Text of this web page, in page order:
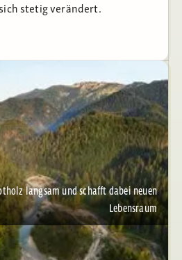
stetig verändert.
langsam und schafft dabei neuen
Lebensraum